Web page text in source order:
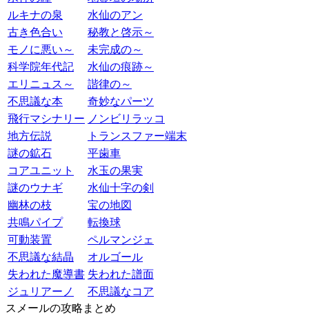
ルキナの泉
水仙のアン
古き色合い
秘教と啓示～
モノに悪い～
未完成の～
科学院年代記
水仙の痕跡～
エリニュス～
諧律の～
不思議な本
奇妙なパーツ
飛行マシナリー ノンビリラッコ
地方伝説
トランスファー端末
謎の鉱石
平歯車
コアユニット
水玉の果実
謎のウナギ
水仙十字の剣
幽林の枝
宝の地図
共鳴パイプ
転換球
可動装置
ペルマンジェ
不思議な結晶
オルゴール
失われた魔導書 失われた譜面
ジュリアーノ
不思議なコア
スメールの攻略まとめ